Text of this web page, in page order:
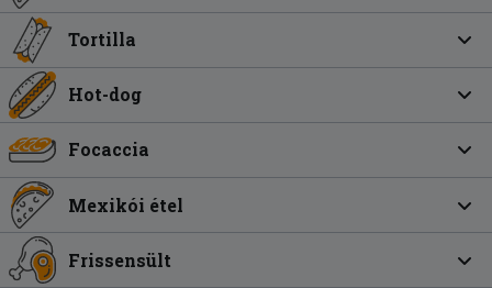
Tortilla
Hot-dog
Focaccia
Mexikói étel
Frissensült